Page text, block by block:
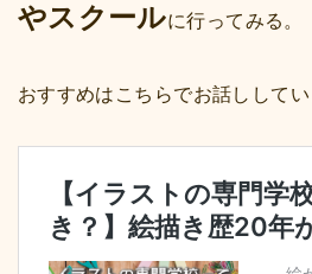
やスクールに行ってみる。
おすすめはこちらでお話ししてい